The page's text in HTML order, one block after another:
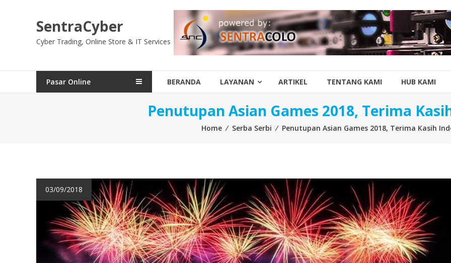
SentraCyber
Cyber Trading, Online Store & IT Services
Pasar Online BERANDA LAYANAN ARTIKEL TENTANG KAMI HUB KAMI
Penutupan Asian Games 2018, Terima
Home ⁄ Serba Serbi ⁄ Penutupan Asian Games 2018, Terima Kasih
03/09/2018